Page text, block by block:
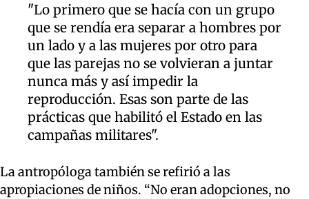
"Lo primero que se hacía con un grupo
que se rendía era separar a hombres por
un lado y a las mujeres por otro para
que las parejas no se volvieran a juntar
nunca más y así impedir la
reproducción. Esas son parte de las
prácticas que habilitó el Estado en las
campañas militares".
La antropóloga también se refirió a las
apropiaciones de niños. “No eran adopciones, no